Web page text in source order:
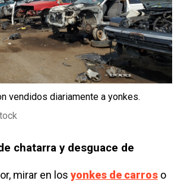
vendidos diariamente a yonkes.
chatarra y desguace de
mirar en los yonkes de carros o